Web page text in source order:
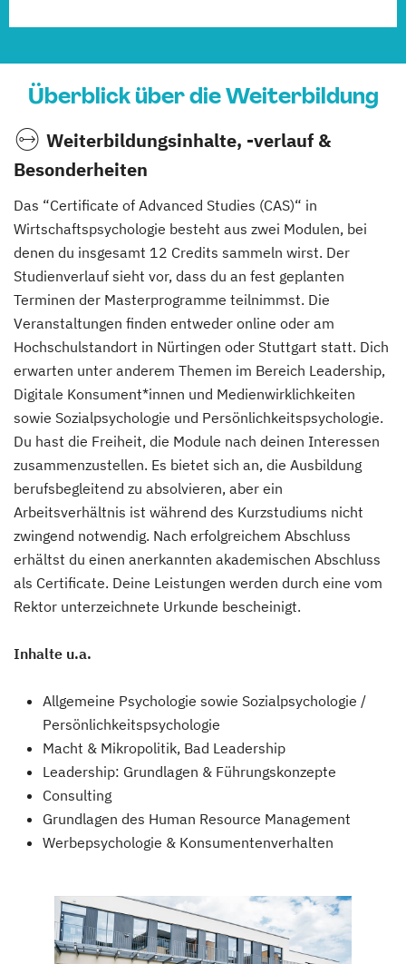
Überblick über die Weiterbildung
Weiterbildungsinhalte, -verlauf &
Besonderheiten
Das “Certificate of Advanced Studies (CAS)“ in
Wirtschaftspsychologie besteht aus zwei Modulen, bei
denen du insgesamt 12 Credits sammeln wirst. Der
Studienverlauf sieht vor, dass du an fest geplanten
Terminen der Masterprogramme teilnimmst. Die
Veranstaltungen finden entweder online oder am
Hochschulstandort in Nürtingen oder Stuttgart statt. Dich
erwarten unter anderem Themen im Bereich Leadership,
Digitale Konsument*innen und Medienwirklichkeiten
sowie Sozialpsychologie und Persönlichkeitspsychologie.
Du hast die Freiheit, die Module nach deinen Interessen
zusammenzustellen. Es bietet sich an, die Ausbildung
berufsbegleitend zu absolvieren, aber ein
Arbeitsverhältnis ist während des Kurzstudiums nicht
zwingend notwendig. Nach erfolgreichem Abschluss
erhältst du einen anerkannten akademischen Abschluss
als Certificate. Deine Leistungen werden durch eine vom
Rektor unterzeichnete Urkunde bescheinigt.
Inhalte u.a.
Allgemeine Psychologie sowie Sozialpsychologie /
Persönlichkeitspsychologie
Macht & Mikropolitik, Bad Leadership
Leadership: Grundlagen & Führungskonzepte
Consulting
Grundlagen des Human Resource Management
Werbepsychologie & Konsumentenverhalten